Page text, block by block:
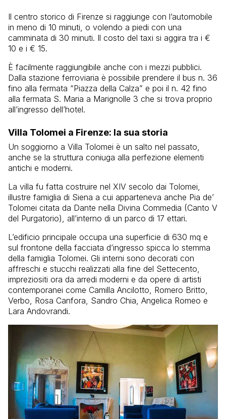
Il centro storico di Firenze si raggiunge con l’automobile
in meno di 10 minuti, o volendo a piedi con una
camminata di 30 minuti. Il costo del taxi si aggira tra i €
10 e i € 15.
È facilmente raggiungibile anche con i mezzi pubblici.
Dalla stazione ferroviaria è possibile prendere il bus n. 36
fino alla fermata “Piazza della Calza” e poi il n. 42 fino
alla fermata S. Maria a Marignolle 3 che si trova proprio
all’ingresso dell’hotel.
Villa Tolomei a Firenze: la sua storia
Un soggiorno a Villa Tolomei è un salto nel passato,
anche se la struttura coniuga alla perfezione elementi
antichi e moderni.
La villa fu fatta costruire nel XIV secolo dai Tolomei,
illustre famiglia di Siena a cui apparteneva anche Pia de’
Tolomei citata da Dante nella Divina Commedia (Canto V
del Purgatorio), all’interno di un parco di 17 ettari.
L’edificio principale occupa una superficie di 630 mq e
sul frontone della facciata d’ingresso spicca lo stemma
della famiglia Tolomei. Gli interni sono decorati con
affreschi e stucchi realizzati alla fine del Settecento,
impreziositi ora da arredi moderni e da opere di artisti
contemporanei come Camilla Ancilotto, Romero Britto,
Verbo, Rosa Canfora, Sandro Chia, Angelica Romeo e
Lara Andovrandi.